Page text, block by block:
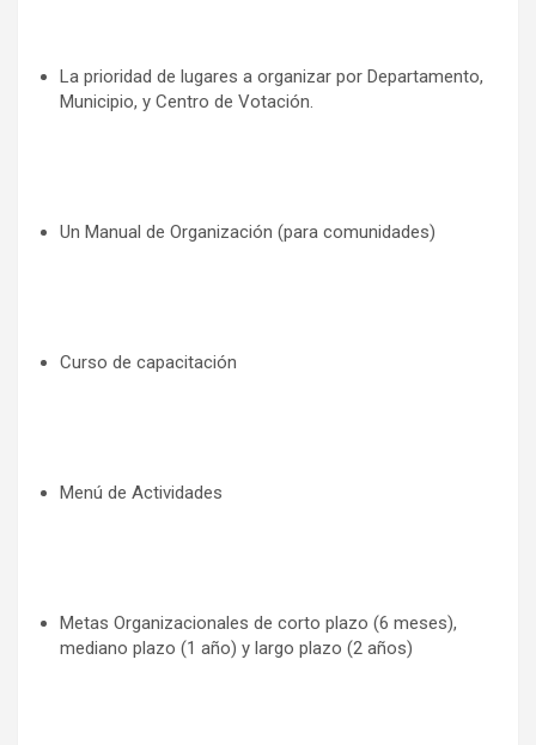
La prioridad de lugares a organizar por Departamento,
Municipio, y Centro de Votación.
Un Manual de Organización (para comunidades)
Curso de capacitación
Menú de Actividades
Metas Organizacionales de corto plazo (6 meses),
mediano plazo (1 año) y largo plazo (2 años)